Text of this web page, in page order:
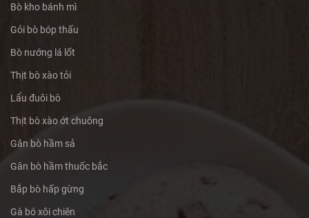
Bò kho bánh mì
Gỏi bò bóp thấu
Bò nướng lá lốt
Thịt bò xào tỏi
Lẩu đuôi bò
Thịt bò xào ớt chuông
Gân bò hầm sả
Gân bò hầm thuốc bắc
Bắp bò hấp gừng
Gà bó xôi chiên